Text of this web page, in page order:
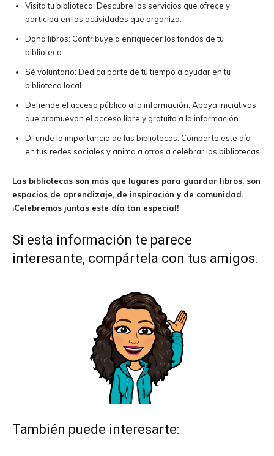
Visita tu biblioteca: Descubre los servicios que ofrece y
participa en las actividades que organiza.
Dona libros: Contribuye a enriquecer los fondos de tu
biblioteca.
Sé voluntario: Dedica parte de tu tiempo a ayudar en tu
biblioteca local.
Defiende el acceso público a la información: Apoya iniciativas
que promuevan el acceso libre y gratuito a la información.
Difunde la importancia de las bibliotecas: Comparte este día
en tus redes sociales y anima a otros a celebrar las bibliotecas.
Las bibliotecas son más que lugares para guardar libros, son
espacios de aprendizaje, de inspiración y de comunidad.
¡Celebremos juntas este día tan especial!
Si esta información te parece
interesante, compártela con tus amigos.
También puede interesarte: